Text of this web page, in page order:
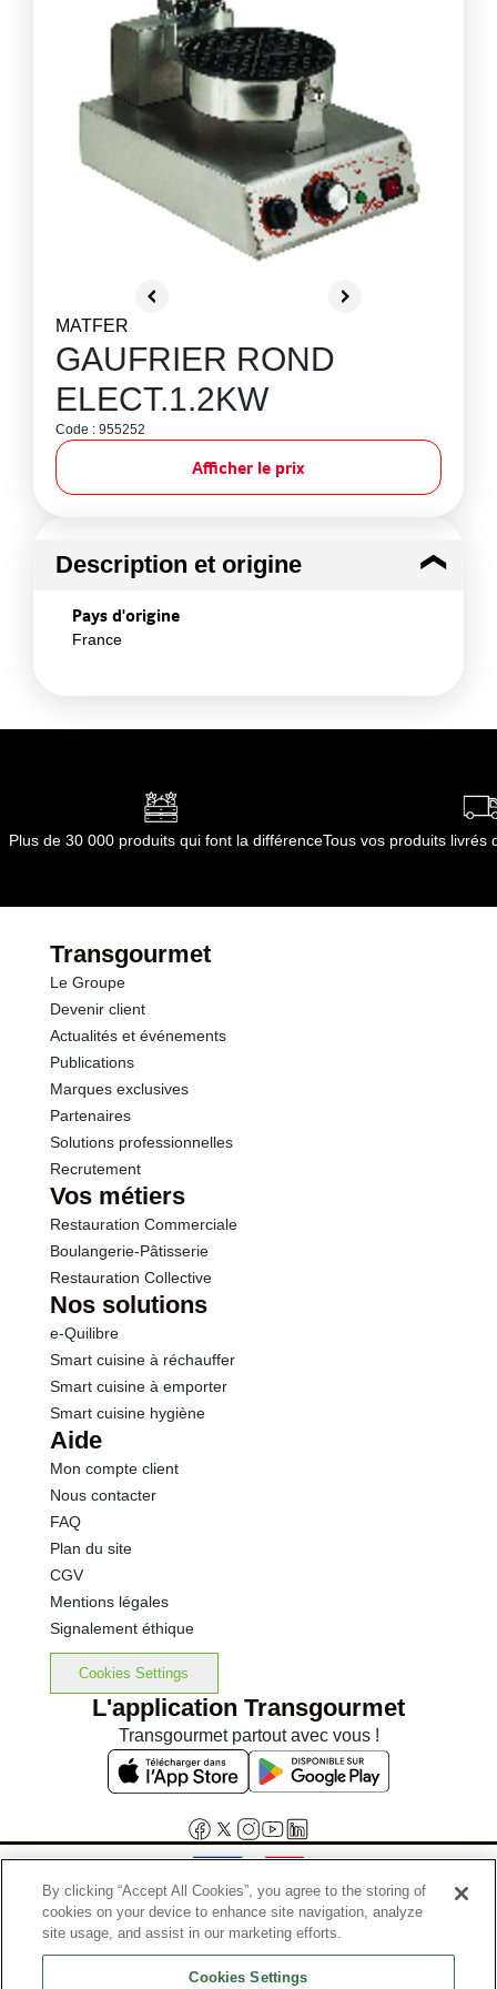
MATFER
GAUFRIER ROND
ELECT.1.2KW
Code : 955252
Afficher le prix
Description et origine
Pays d'origine
France
Plus de 30 000 produits qui font la différenceTous vos produits livrés
Transgourmet
Le Groupe
Devenir client
Actualités et événements
Publications
Marques exclusives
Partenaires
Solutions professionnelles
Recrutement
Vos métiers
Restauration Commerciale
Boulangerie-Pâtisserie
Restauration Collective
Nos solutions
e-Quilibre
Smart cuisine à réchauffer
Smart cuisine à emporter
Smart cuisine hygiène
Aide
Mon compte client
Nous contacter
FAQ
Plan du site
CGV
Mentions légales
Signalement éthique
Cookies Settings
L'application Transgourmet
Transgourmet partout avec vous !
Interdiction de vente de boissons alcooliques aux mineurs de
moins de 18 ans
By clicking “Accept All Cookies”, you agree to the storing of
cookies on your device to enhance site navigation, analyze
site usage, and assist in our marketing efforts.
Cookies Settings